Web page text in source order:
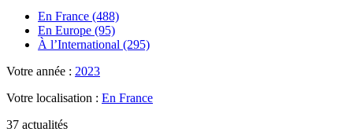
En France (488)
En Europe (95)
À l’International (295)
Votre année : 2023
Votre localisation : En France
37 actualités